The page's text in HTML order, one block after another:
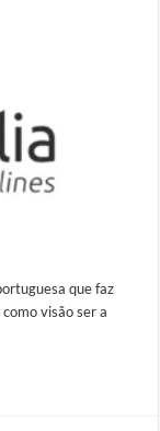
que faz
visão ser a